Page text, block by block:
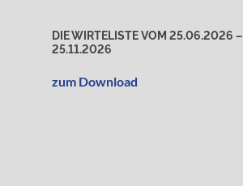
DIE WIRTELISTE VOM 25.06.2026 –
25.11.2026
zum Download